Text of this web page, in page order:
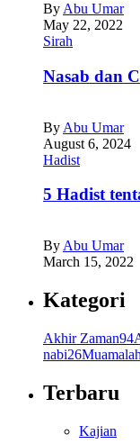
By Abu Umar
May 22, 2022
Sirah
Nasab dan
By Abu Umar
August 6, 2024
Hadist
5 Hadist
By Abu Umar
March 15, 2022
Kategori
Akhir Zaman94
nabi26Muamalah
Terbaru
Kajian